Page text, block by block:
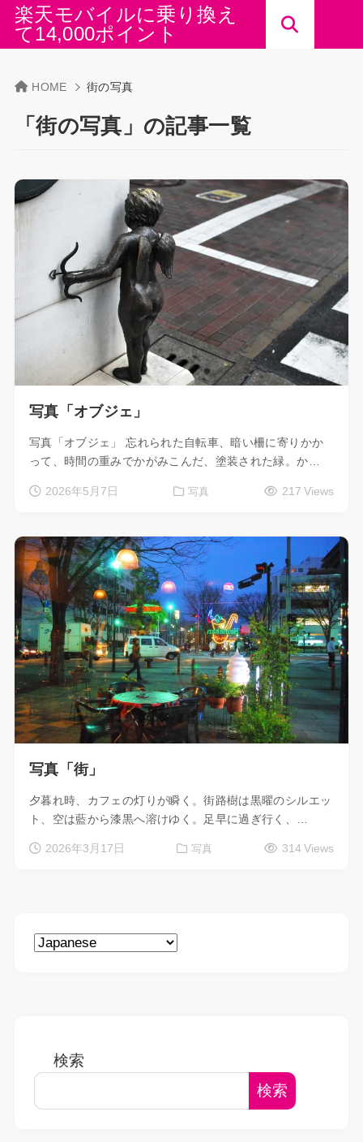
楽天モバイルに乗り換え
て14,000ポイント
HOME 街の写真
「街の写真」の記事一覧
写真「オブジェ」
写真「オブジェ」 忘れられた自転車、暗い柵に寄りかか
って、時間の重みでかがみこんだ、塗装された緑。か…
2026年5月7日 写真 217 Views
写真「街」
夕暮れ時、カフェの灯りが瞬く。街路樹は黒曜のシルエッ
ト、空は藍から漆黒へ溶けゆく。足早に過ぎ行く、…
2026年3月17日 写真 314 Views
検索
検索